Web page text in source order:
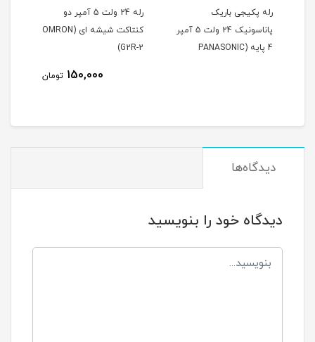
رله پکیجی باریک
پاناسونیک 24 ولت 5 آمپر
4 پایه (PANASONIC
رله 24 ولت 5 آمپر دو
کنتاکت شیشه ای (OMRON
G2R-2)
150,000 تومان
دیدگاه‌ها
دیدگاه خود را بنویسید